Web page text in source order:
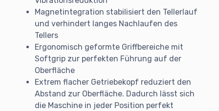
Magnetintegration stabilisiert den Tellerlauf
und verhindert langes Nachlaufen des
Tellers
Ergonomisch geformte Griffbereiche mit
Softgrip zur perfekten Führung auf der
Oberfläche
Extrem flacher Getriebekopf reduziert den
Abstand zur Oberfläche. Dadurch lässt sich
die Maschine in jeder Position perfekt